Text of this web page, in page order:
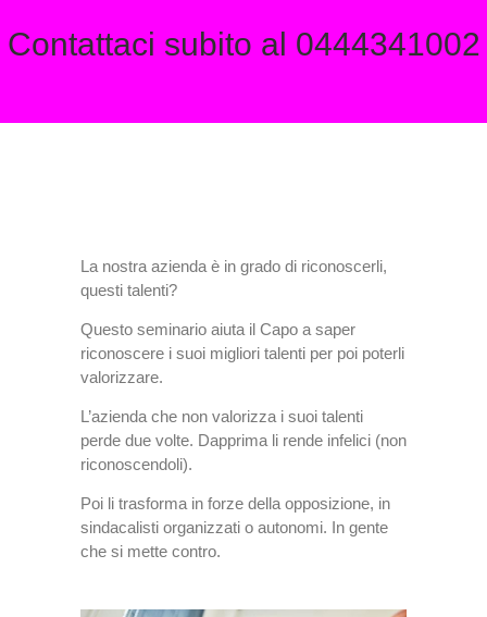
Contattaci subito al 0444341002
La nostra azienda è in grado di riconoscerli,
questi talenti?
Questo seminario aiuta il Capo a saper
riconoscere i suoi migliori talenti per poi poterli
valorizzare.
L’azienda che non valorizza i suoi talenti
perde due volte. Dapprima li rende infelici (non
riconoscendoli).
Poi li trasforma in forze della opposizione, in
sindacalisti organizzati o autonomi. In gente
che si mette contro.